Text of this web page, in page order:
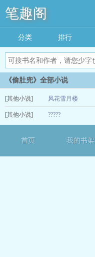
笔趣阁
分类 排行
《偷肚兜》全部小说
[其他小说] 风花雪月楼
[其他小说] ?????
首页 我的书架